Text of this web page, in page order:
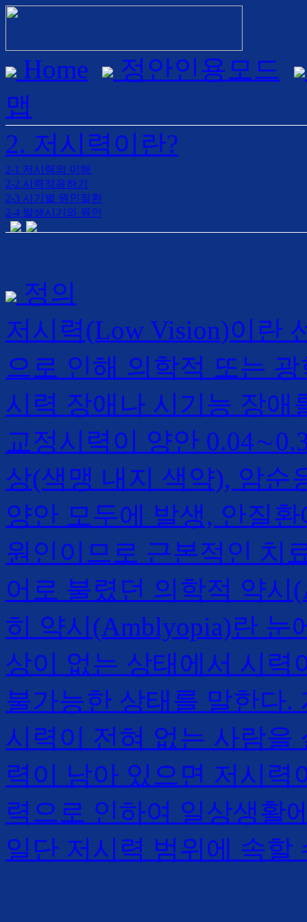
Home 정안인용모드
맵
2. 저시력이란?
2-1 저시력의 이해
2-2 시력적응하기
2-3 시기별 원인질환
2-4 발생시기와 원인
정의
저시력(Low Vision)이란
으로 인해 의학적 또는
시력 장애나 시기능 장애
교정시력이 양안
상(색맹 내지 색약), 암순
양안 모두에 발생, 안질
원인이므로 근본적인 치
어로 불렸던 의학적 약시
히 약시(Amblyopia)란 눈
상이 없는 상태에서 시력
불가능한 상태를 말한다.
시력이 전혀 없는 사람을
력이 남아 있으면 저시력
력으로 인하여 일상생활
일단 저시력 범위에 속할